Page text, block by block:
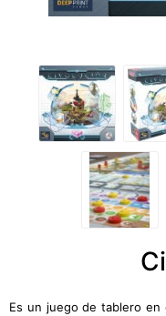
Es un juego de tablero